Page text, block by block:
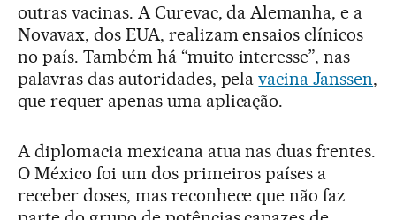
outras vacinas. A Curevac, da Alemanha, e a
Novavax, dos EUA, realizam ensaios clínicos
no país. Também há “muito interesse”, nas
palavras das autoridades, pelavacina Janssen,
que requer apenas uma aplicação.
A diplomacia mexicana atua nas duas frentes.
O México foi um dos primeiros países a
receber doses, mas reconhece que não faz